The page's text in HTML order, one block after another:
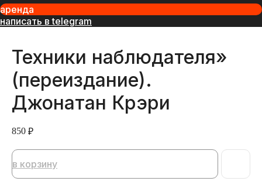
аренда
написать в telegram
Техники наблюдателя»
(переиздание).
Джонатан Крэри
850 ₽
в корзину